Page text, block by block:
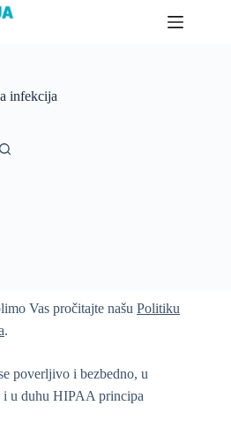
infekcija
Vas pročitajte našu Politiku
.
poverljivo i bezbedno, u
i u duhu HIPAA principa